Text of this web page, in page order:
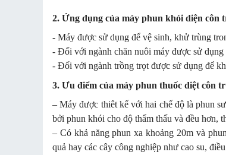
2. Ứng dụng của máy phun khói diện côn
- Máy được sử dụng để vệ sinh, khử trùng
- Đối với ngành chăn nuôi máy được sử
- Đối với ngành trồng trọt được sử dụng để
3. Ưu điểm của máy phun thuốc diệt côn
– Máy được thiêt kế với hai chế độ là phun
bởi phun khói cho độ thẩm thấu và đều hơn,
– Có khả năng phun xa khoảng 20m và
quả hay các cây công nghiệp như cao su,